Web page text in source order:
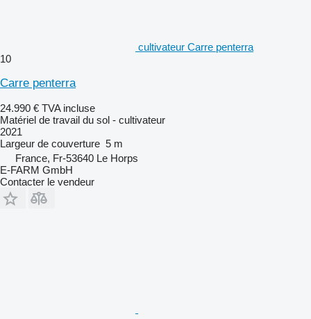
cultivateur Carre penterra
10
Carre penterra
24.990 € TVA incluse
Matériel de travail du sol - cultivateur
2021
Largeur de couverture 5 m
France, Fr-53640 Le Horps
E-FARM GmbH
Contacter le vendeur